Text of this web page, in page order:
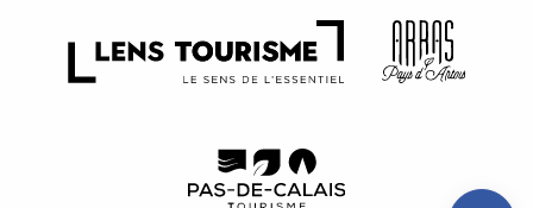
Per E-Mail
kontaktieren